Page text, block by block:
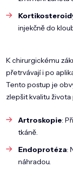
injekčně do
K chirurgickému
přetrvávají i po
Tento postup je
zlepšit kvalitu
Artroskopie:
tkáně.
Endoprotéza:
náhradou.